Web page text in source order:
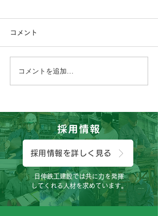
おはようございます、に
😊
コメント
コメントを追加…
採用情報
採用情報を詳しく見る
日伸鉄工建設では共に力を発揮
してくれる人材を求めています。